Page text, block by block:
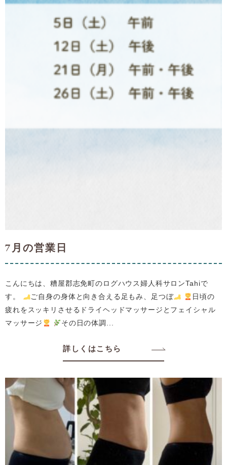
7月の営業日
こんにちは、糟屋郡志免町のログハウス婦人科サロンTahiで
す。
ご自身の身体と向き合える足もみ、足つぼ
日頃の
疲れをスッキリさせるドライヘッドマッサージとフェイシャル
マッサージ
その日の体調...
詳しくはこちら